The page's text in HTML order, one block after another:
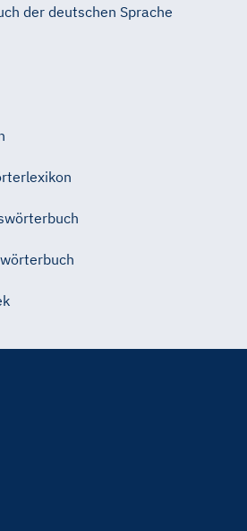
der deutschen Sprache